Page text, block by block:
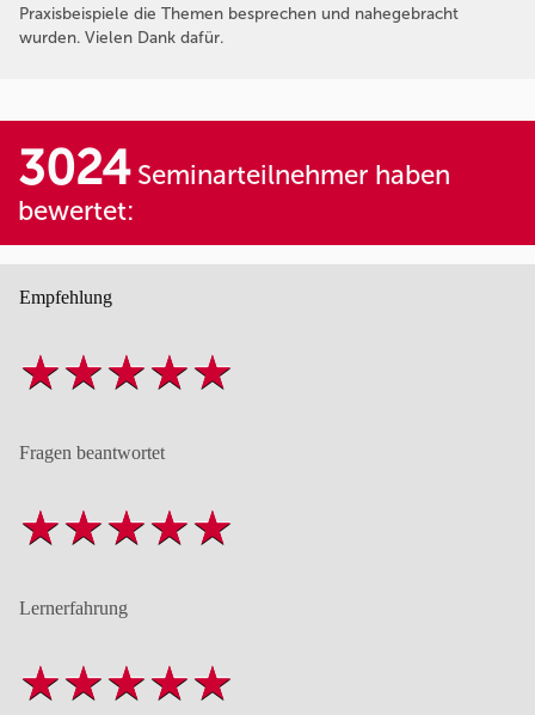
Praxisbeispiele die Themen besprechen und nahegebracht
wurden. Vielen Dank dafür.
3024Seminarteilnehmer haben
bewertet:
Empfehlung
Fragen beantwortet
Lernerfahrung